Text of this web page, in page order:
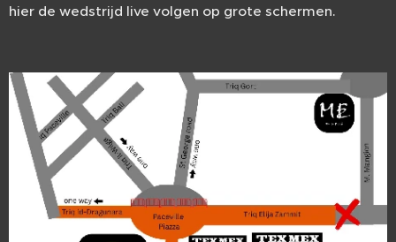
hier de wedstrijd live volgen op grote schermen.